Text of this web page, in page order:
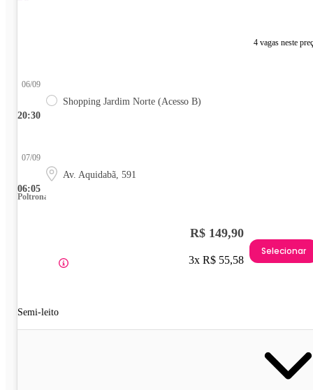
4 vagas neste
20:30
06/09
Shopping Jardim Norte (Acesso B)
06:05
07/09
Av. Aquidabã, 591
Poltrona
Semi-leito
R$ 149,90
3x R$ 55,58
Selecionar